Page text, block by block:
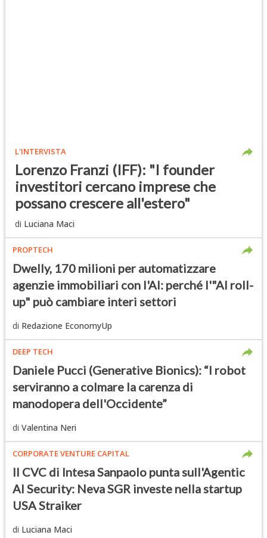
L'INTERVISTA
Lorenzo Franzi (IFF): "I founder
investitori cercano imprese che
possano crescere all'estero"
di Luciana Maci
PROPTECH
Dwelly, 170 milioni per automatizzare
agenzie immobiliari con l'AI: perché l'"AI roll-
up" può cambiare interi settori
di Redazione EconomyUp
DEEP TECH
Daniele Pucci (Generative Bionics): “I robot
serviranno a colmare la carenza di
manodopera dell'Occidente”
di Valentina Neri
CORPORATE VENTURE CAPITAL
Il CVC di Intesa Sanpaolo punta sull'Agentic
AI Security: Neva SGR investe nella startup
USA Straiker
di Luciana Maci